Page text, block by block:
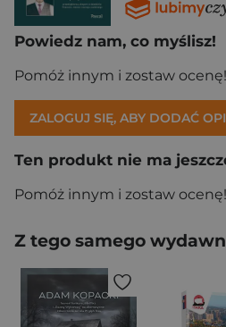
Powiedz nam, co myślisz!
Pomóż innym i zostaw ocenę!
ZALOGUJ SIĘ, ABY DODAĆ
Ten produkt nie ma
Pomóż innym i zostaw ocenę!
Z tego samego